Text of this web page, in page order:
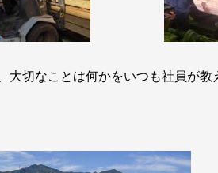
切なことは何かをいつも社員が教